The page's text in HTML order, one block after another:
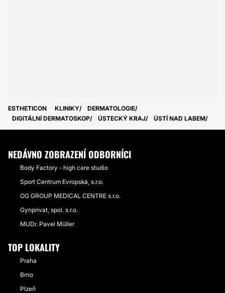
ESTHETICON KLINIKY
DERMATOLOGIE
DIGITÁLNÍ DERMATOSKOP
ÚSTECKÝ KRAJ ÚSTÍ NAD LABEM
NEDÁVNO ZOBRAZENÍ ODBORNÍCI
Body Factory - high care studio
Sport Centrum Evropská, s.r.o.
OG GROUP MEDICAL CENTRE s.r.o.
Gynprivat, spol. s.r.o.
MUDr. Pavel Müller
TOP LOKALITY
Praha
Brno
Plzeň